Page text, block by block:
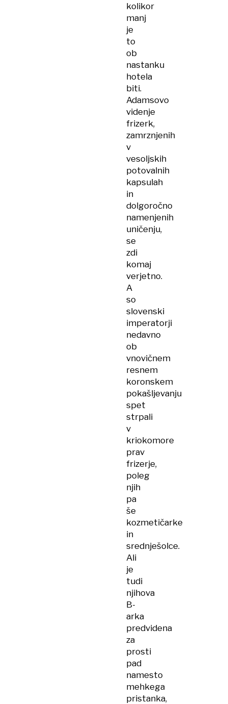
kolikor
manj
je
to
ob
nastanku
hotela
biti.
Adamsovo
videnje
frizerk,
zamrznjenih
v
vesoljskih
potovalnih
kapsulah
in
dolgoročno
namenjenih
uničenju,
se
zdi
komaj
verjetno.
A
so
slovenski
imperatorji
nedavno
ob
vnovičnem
resnem
koronskem
pokašljevanju
spet
strpali
v
kriokomore
prav
frizerje,
poleg
njih
pa
še
kozmetičarke
in
srednješolce.
Ali
je
tudi
njihova
B-
arka
predvidena
za
prosti
pad
namesto
mehkega
pristanka,